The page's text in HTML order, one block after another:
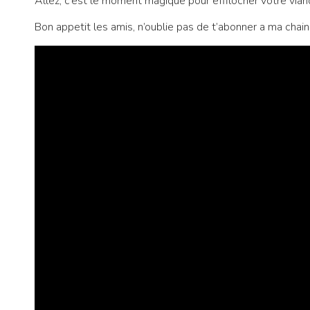
Bon appetit les amis, n’oublie pas de t’abonner a ma